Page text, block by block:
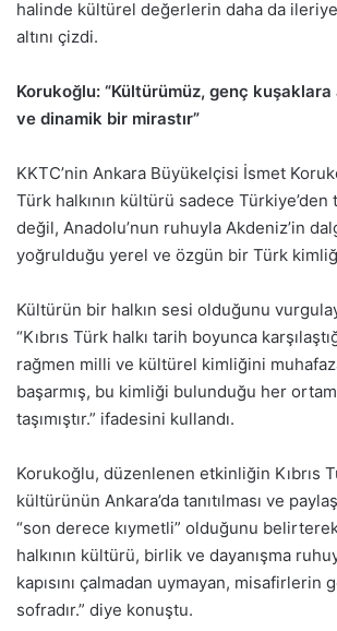
halinde kültürel değerlerin daha da ileriye
altını çizdi.
Korukoğlu: “Kültürümüz, genç kuşaklara
ve dinamik bir mirastır”
KKTC’nin Ankara Büyükelçisi İsmet
Türk halkının kültürü sadece Türkiye’den
değil, Anadolu’nun ruhuyla Akdeniz’in
yoğrulduğu yerel ve özgün bir Türk
Kültürün bir halkın sesi olduğunu
“Kıbrıs Türk halkı tarih boyunca
rağmen milli ve kültürel kimliğini
başarmış, bu kimliği bulunduğu her
taşımıştır.” ifadesini kullandı.
Korukoğlu, düzenlenen etkinliğin Kıbrıs
kültürünün Ankara’da tanıtılması ve
“son derece kıymetli” olduğunu
halkının kültürü, birlik ve dayanışma
kapısını çalmadan uymayan, misafirlerin
sofradır.” diye konuştu.